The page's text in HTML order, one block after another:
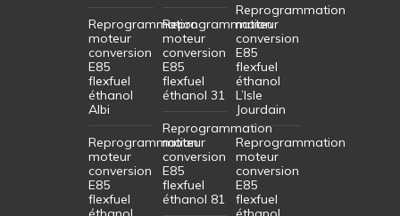
Reprogrammation
moteur
conversion
E85
flexfuel
éthanol
Albi
Reprogrammation
moteur
conversion
E85
flexfuel
Reprogrammation
moteur
conversion
E85
flexfuel
éthanol 31
Reprogrammation
moteur
conversion
E85
flexfuel
éthanol 81
Reprogrammation
moteur
conversion
E85
flexfuel
éthanol
L’Isle
Jourdain
Reprogrammation
moteur
conversion
E85
flexfuel